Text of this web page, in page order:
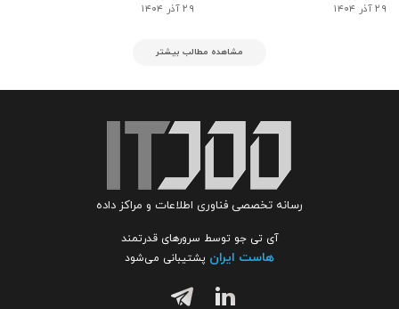
۲۹ آذر ۱۴۰۴ ۲۹ آذر ۱۴۰۴
مشاهده مطالب بیشتر
رسانه تخصصی فناوری اطلاعات و مراکز داده
آی تی جو توسط سرورهای قدرتمند
هاست ایران پشتیبانی می‌شود